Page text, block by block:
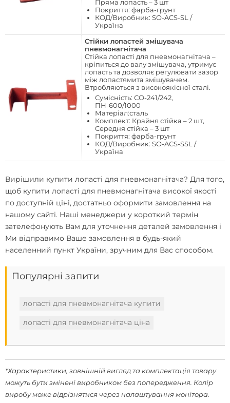
Пряма лопасть – 3 шт
Покриття: фарба-грунт
КОД/Виробник: SO-ACS-SL /
Україна
Стійки лопастей змішувача
пневмонагнітача
Стійка лопасті для пневмонагнітача –
кріпиться до валу змішувача, утримує
лопасть та дозволяє регулювати зазор
між лопастямита змішувачем.
Втробляються з високоякісної сталі.
Сумісність: СО-241/242,
ПН-600/1000
Матеріал:сталь
Комплект: Крайня стійка – 2 шт,
Середня стійка – 3 шт
Покриття: фарба-грунт
КОД/Виробник: SO-ACS-SSL /
Україна
Вирішили купити лопасті для пневмонагнітача? Для того,
щоб купити лопасті для пневмонагнітача високої якості
по доступній ціні, достатньо оформити замовлення на
нашому сайті. Наші менеджери у короткий термін
зателефонують Вам для уточнення деталей замовлення і
Ми відправимо Ваше замовлення в будь-який
населенний пункт України, зручним для Вас способом.
Популярні запити
лопасті для пневмонагнітача купити
лопасті для пневмонагнітача ціна
*Характеристики, зовнішній вигляд та комплектація товару
можуть бути змінені виробником без попередження. Колір
виробу може відрізнятися через налаштування монітора.